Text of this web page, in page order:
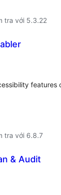
tra với 5.3.22
features
tra với 6.8.7
& Audit